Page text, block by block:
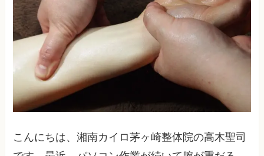
こんにちは、湘南カイロ茅ヶ崎整体院の高木聖司